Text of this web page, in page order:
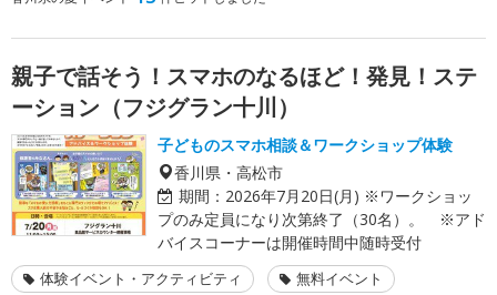
親子で話そう！スマホのなるほど！発見！ステ
ーション（フジグラン十川）
子どものスマホ相談＆ワークショップ体験
香川県・高松市
期間： 2026年7月20日(月) ※ワークショッ
プのみ定員になり次第終了（30名）。 ※アド
バイスコーナーは開催時間中随時受付
体験イベント・アクティビティ 無料イベント